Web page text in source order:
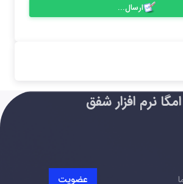
ارسال...
امگا نرم افزار شفق
عضویت